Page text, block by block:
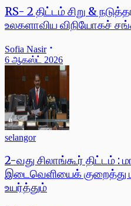
RS- 2 திட்டம் சிறு &
உலகளாவிய விநியோகச்
Sofia Nasir
6 ஆகஸ்ட் 2026
selangor
2-வது சிலாங்கூர் திட்டம் :
இடைவெளியைக்
உயர்த்தும்